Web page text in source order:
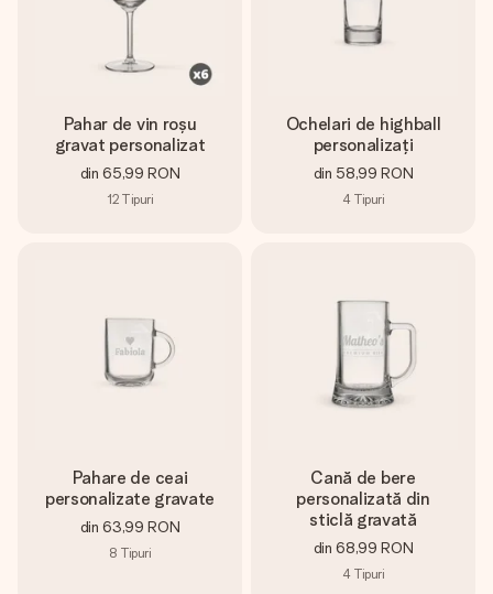
Pahar de vin roșu
gravat personalizat
din 65,99 RON
12 Tipuri
Ochelari de highball
personalizați
din 58,99 RON
4 Tipuri
Pahare de ceai
personalizate gravate
din 63,99 RON
8 Tipuri
Cană de bere
personalizată din
sticlă gravată
din 68,99 RON
4 Tipuri